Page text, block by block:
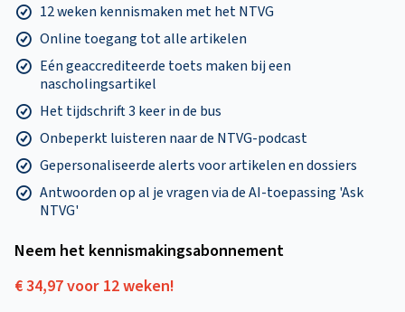
12 weken kennismaken met het NTVG
Online toegang tot alle artikelen
Eén geaccrediteerde toets maken bij een
nascholingsartikel
Het tijdschrift 3 keer in de bus
Onbeperkt luisteren naar de NTVG-podcast
Gepersonaliseerde alerts voor artikelen en dossiers
Antwoorden op al je vragen via de AI-toepassing 'Ask
NTVG'
Neem het kennismakings­abonnement
€ 34,97 voor 12 weken!